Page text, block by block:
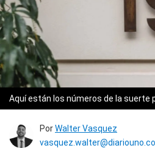
Aquí están los números de la suerte
PorWalter Vasquez